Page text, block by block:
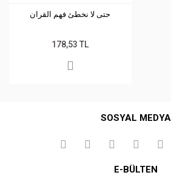
حتى لا نخطئ فهم القران
178,53 TL
SOSYAL MEDYA
E-BÜLTEN